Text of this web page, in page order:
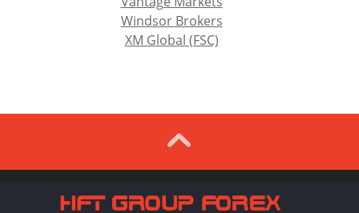
Windsor Brokers
XM Global (FSC)